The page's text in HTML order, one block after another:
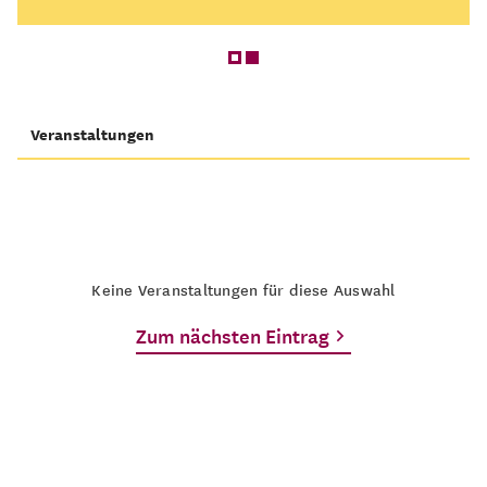
Veranstaltungen
Keine Veranstaltungen für diese Auswahl
Zum nächsten Eintrag